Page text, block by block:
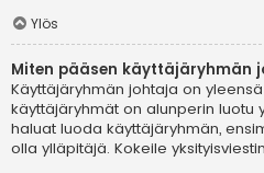
Ylös
Miten pääsen käyttäjäryhmän
Käyttäjäryhmän johtaja on
käyttäjäryhmät on alunperin luotu
haluat luoda käyttäjäryhmän,
olla ylläpitäjä. Kokeile